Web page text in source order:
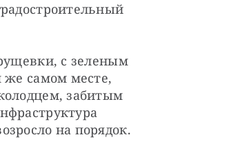
с зеленым
же самом месте,
забитым
на порядок.